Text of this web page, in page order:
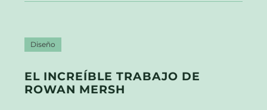
Diseño
EL INCREÍBLE TRABAJO DE
ROWAN MERSH